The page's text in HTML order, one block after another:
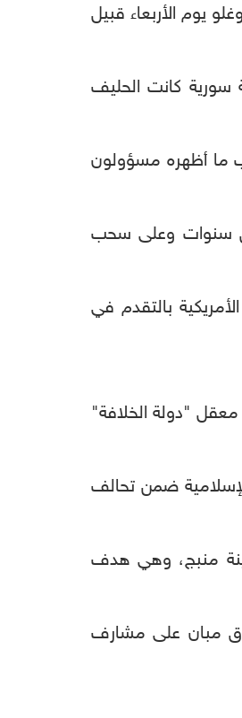
يوم الأربعاء قبيل
سورية كانت الحليف
ما أظهره مسؤولون
سنوات وعلى سحب
بالتقدم في
"دولة الخلافة"
ضمن تحالف
منبج، وهي هدف
فوق مبان على مشارف